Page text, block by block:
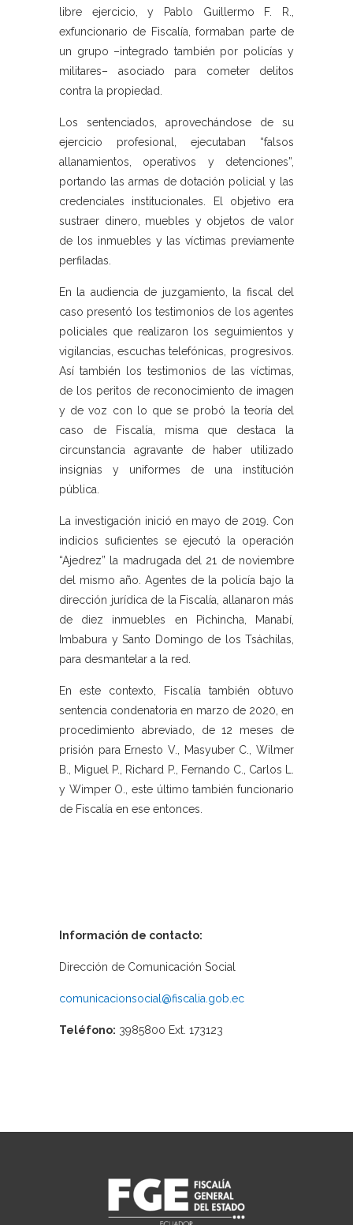
libre ejercicio, y Pablo Guillermo F. R.,
exfuncionario de Fiscalía, formaban parte de
un grupo –integrado también por policías y
militares– asociado para cometer delitos
contra la propiedad.
Los sentenciados, aprovechándose de su
ejercicio profesional, ejecutaban “falsos
allanamientos, operativos y detenciones”,
portando las armas de dotación policial y las
credenciales institucionales. El objetivo era
sustraer dinero, muebles y objetos de valor
de los inmuebles y las víctimas previamente
perfiladas.
En la audiencia de juzgamiento, la fiscal del
caso presentó los testimonios de los agentes
policiales que realizaron los seguimientos y
vigilancias, escuchas telefónicas, progresivos.
Así también los testimonios de las víctimas,
de los peritos de reconocimiento de imagen
y de voz con lo que se probó la teoría del
caso de Fiscalía, misma que destaca la
circunstancia agravante de haber utilizado
insignias y uniformes de una institución
pública.
La investigación inició en mayo de 2019. Con
indicios suficientes se ejecutó la operación
“Ajedrez” la madrugada del 21 de noviembre
del mismo año. Agentes de la policía bajo la
dirección jurídica de la Fiscalía, allanaron más
de diez inmuebles en Pichincha, Manabí,
Imbabura y Santo Domingo de los Tsáchilas,
para desmantelar a la red.
En este contexto, Fiscalía también obtuvo
sentencia condenatoria en marzo de 2020, en
procedimiento abreviado, de 12 meses de
prisión para Ernesto V., Masyuber C., Wilmer
B., Miguel P., Richard P., Fernando C., Carlos L.
y Wimper O., este último también funcionario
de Fiscalía en ese entonces.
Información de contacto:
Dirección de Comunicación Social
comunicacionsocial@fiscalia.gob.ec
Teléfono: 3985800 Ext. 173123